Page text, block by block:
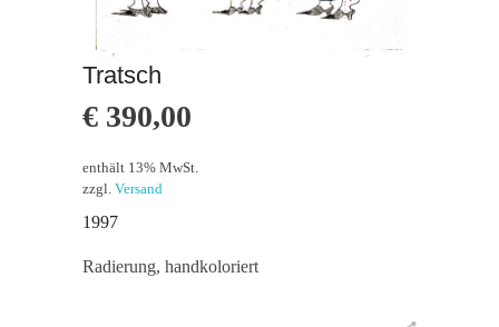
Tratsch
€ 390,00
enthält 13% MwSt.
zzgl. Versand
1997
Radierung, handkoloriert